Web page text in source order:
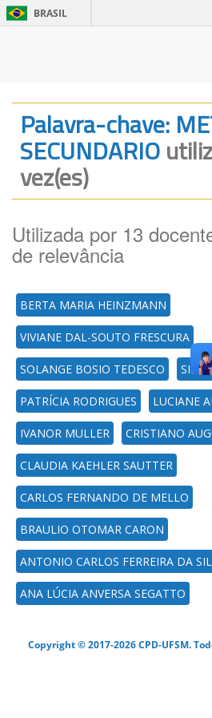
BRASIL
Palavra-chave:
SECUNDARIO
vez(es)
Utilizada por 13
de relevância
BERTA MARIA HEINZMANN
VIVIANE DAL-SOUTO FRESCURA
SOLANGE BOSIO TEDESCO
PATRÍCIA RODRIGUES LUCIANE
IVANOR MULLER CRISTIANO
CLAUDIA KAEHLER SAUTTER
CARLOS FERNANDO DE MELLO
BRAULIO OTOMAR CARON
ANTONIO CARLOS FERREIRA DA
ANA LÚCIA ANVERSA SEGATTO
Copyright © 2017-2026 CPD-UFSM.